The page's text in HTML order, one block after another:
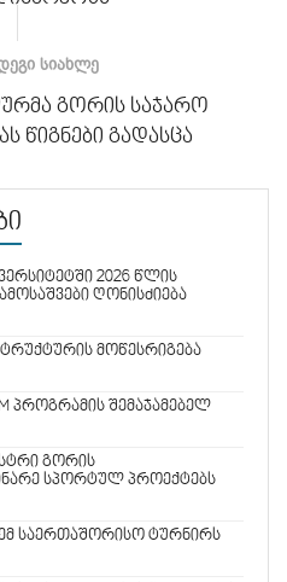
ᲡᲘᲐᲮᲚᲔ
გორის საჯარო
წიგნები გადასცა
2026 წლის
ღონისძიება
მოწესრიგება
პროგრამის შემაჯამებელ
გორის
სპორტულ პროექტებს
საერთაშორისო ტურნირს